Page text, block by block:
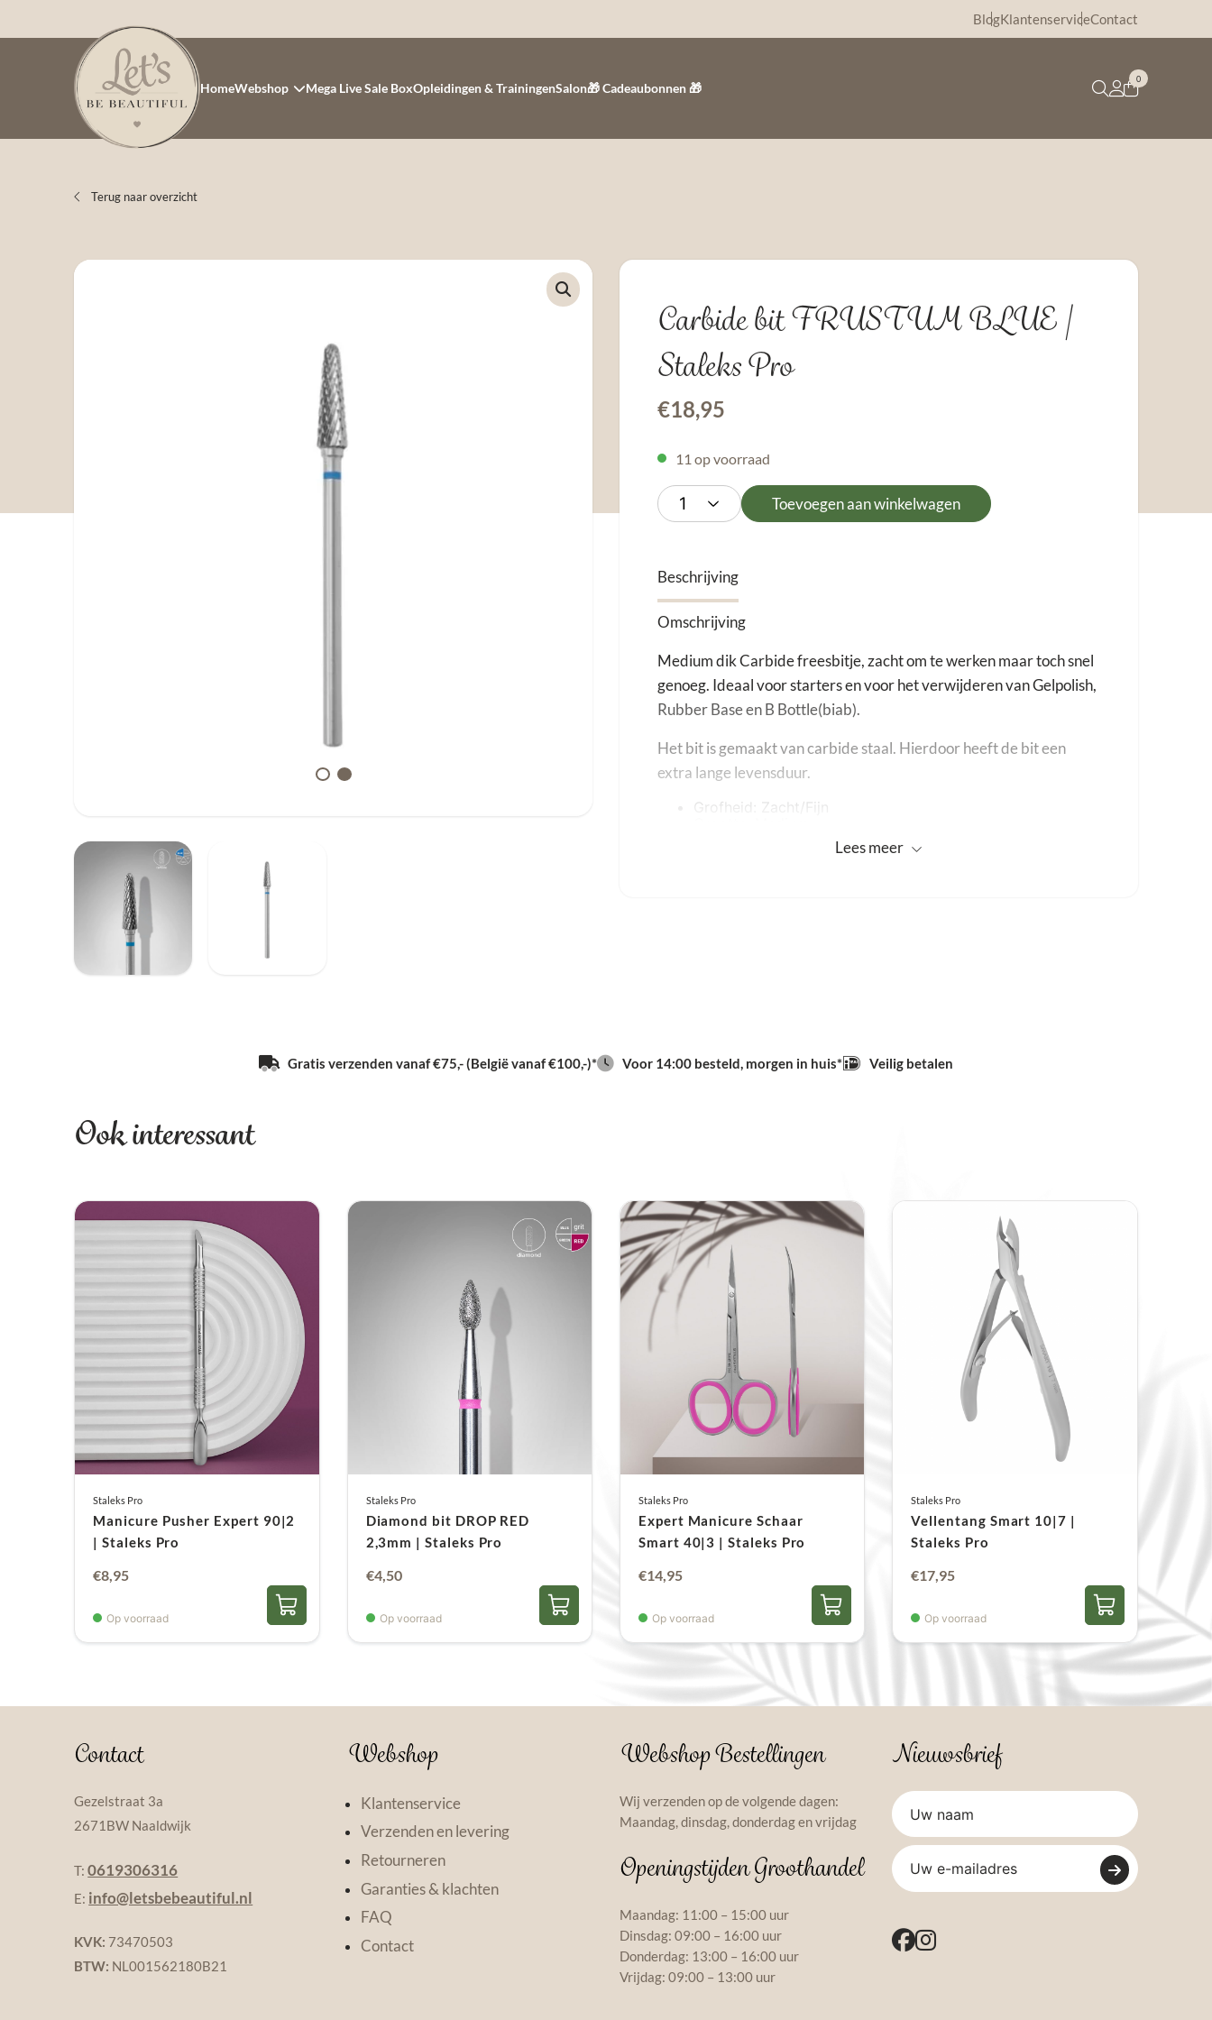
BlogKlantenserviceContact
HomeWebshop Mega Live Sale BoxOpleidingen & TrainingenSalon🎁 Cadeaubonnen 🎁
0
Terug naar overzicht
Carbide bit FRUSTUM BLUE |
Staleks Pro
€18,95
11 op voorraad
Toevoegen aan winkelwagen
Beschrijving
Omschrijving
Medium dik Carbide freesbitje, zacht om te werken maar toch snel
genoeg. Ideaal voor starters en voor het verwijderen van Gelpolish,
Rubber Base en B Bottle(biab).
Het bit is gemaakt van carbide staal. Hierdoor heeft de bit een
extra lange levensduur.
Grofheid: Zacht/Fijn
Punt & Vorm: Boog / Corn
Vertanding: Kruisvertanding
instrument wordt handmatig geslepen en gepolijst, dit garandeert
langdurige scherpte en uitzonderlijke snijkwaliteit. De producten
bieden een grote veelzijdigheid in vorm, type en grootte zodat
je het juiste gereedschap hebt voor elk soort werk.
Leesmeer
Gratis verzenden vanaf €75,- (België vanaf €100,-)* Voor 14:00 besteld, morgen in huis* Veilig betalen
Ook interessant
Staleks Pro
Manicure Pusher Expert 90|2
| Staleks Pro
€8,95
Op voorraad
Staleks Pro
Diamond bit DROP RED
2,3mm | Staleks Pro
€4,50
Op voorraad
Staleks Pro
Expert Manicure Schaar
Smart 40|3 | Staleks Pro
€14,95
Op voorraad
Staleks Pro
Vellentang Smart 10|7 |
Staleks Pro
€17,95
Op voorraad
Contact
Gezelstraat 3a
2671BW Naaldwijk
T:0619306316
E: info@letsbebeautiful.nl
KVK: 73470503
BTW: NL001562180B21
Webshop
Klantenservice
Verzenden en levering
Retourneren
Garanties & klachten
FAQ
Contact
Webshop Bestellingen
Wij verzenden op de volgende dagen:
Maandag, dinsdag, donderdag en vrijdag
Openingstijden Groothandel
Maandag: 11:00 – 15:00 uur
Dinsdag: 09:00 – 16:00 uur
Donderdag: 13:00 – 16:00 uur
Vrijdag: 09:00 – 13:00 uur
Nieuwsbrief